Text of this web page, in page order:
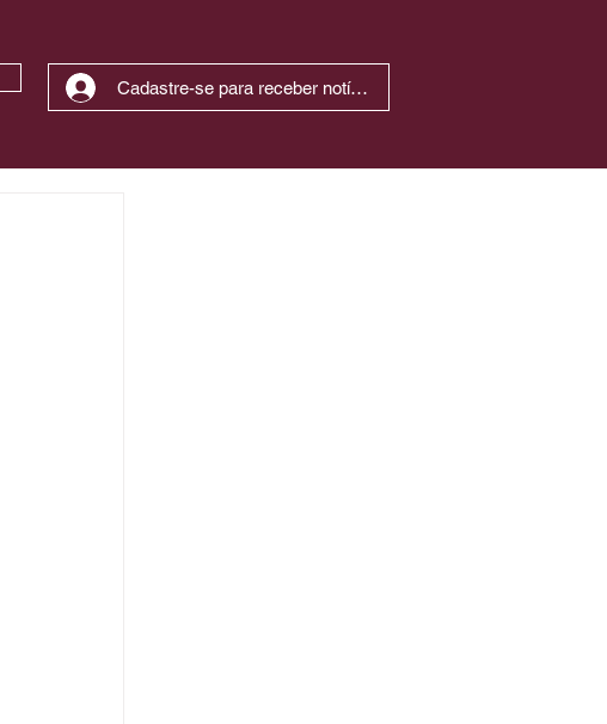
Cadastre-se para receber notícias